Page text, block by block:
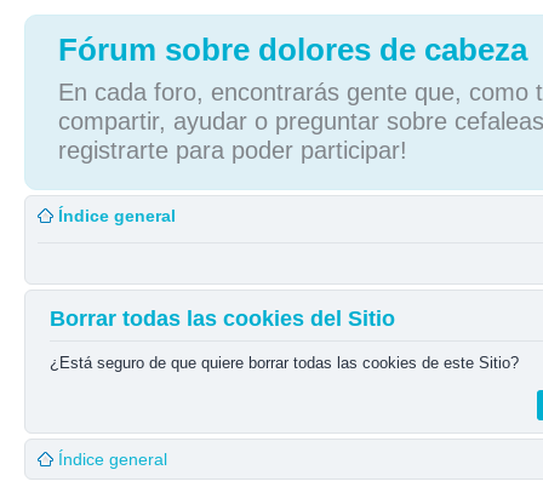
Fórum sobre dolores de cabeza
En cada foro, encontrarás gente que, como
compartir, ayudar o preguntar sobre
registrarte para poder participar!
Índice general
Borrar todas las cookies del Sitio
¿Está seguro de que quiere borrar todas las cookies de este Sitio?
Índice general